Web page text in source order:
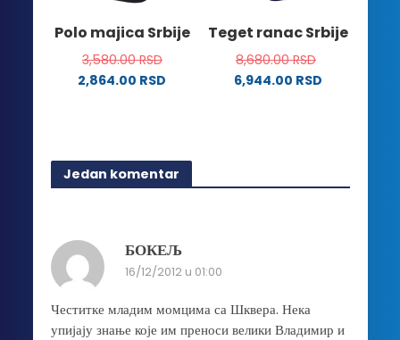
stranici
proizvoda.
proizvoda.
Polo majica Srbije
3,580.00RSD
2,864.00 RSD
više
varijanti.
biti
izabrane
stranici
proizvoda.
Teget ranac Srbije
8,680.00RSD
6,944.00 RSD
Jedan komentar
БОКЕЉ
16/12/2012 u 01:00
Честитке младим момцима са Шквера. Нека
упијају знање које им преноси велики Владимир и